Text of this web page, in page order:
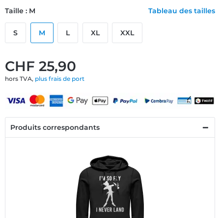
CHF 25,90
hors TVA, plus frais de port
Taille : M Tableau des tailles
S M L XL XXL
Produits correspondants